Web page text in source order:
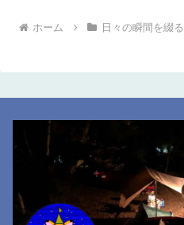
ホーム 日々の瞬間を綴る